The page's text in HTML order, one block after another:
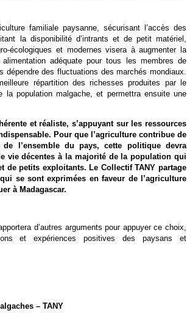
familiale paysanne, sécurisant l’accès des
la disponibilité d’intrants et de petit matériel,
écologiques et modernes visera à augmenter la
adéquate pour tous les membres de
dépendre des fluctuations des marchés mondiaux.
répartition des richesses produites par le
la population malgache, et permettra ensuite une
et réaliste, s’appuyant sur les ressources
Pour que l’agriculture contribue de
l’ensemble du pays, cette politique devra
vie décentes à la majorité de la population qui
de petits exploitants. Le Collectif TANY partage
se sont exprimées en faveur de l’agriculture
à Madagascar.
d’autres arguments pour appuyer ce choix,
et expériences positives des paysans et
– TANY